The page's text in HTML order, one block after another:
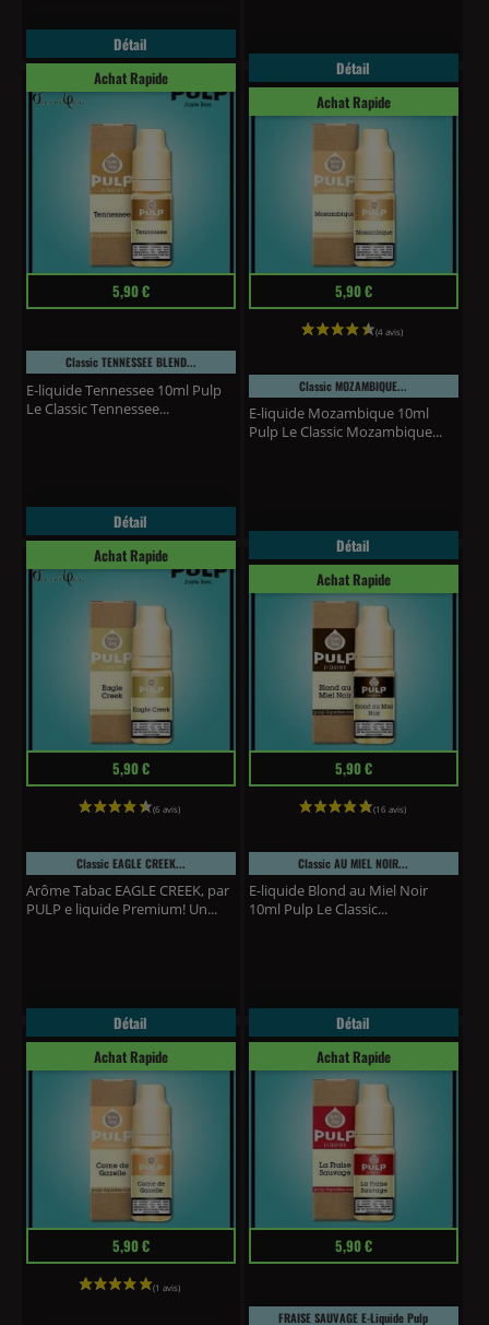
Détail
Achat Rapide
Détail
Achat Rapide
Prix 5,90 €
Classic TENNESSEE BLEND...
E-liquide Tennessee 10ml Pulp
Le Classic Tennessee...
Détail
Achat Rapide
Prix 5,90 €
Classic MOZAMBIQUE...
E-liquide Mozambique 10ml
Pulp Le Classic Mozambique...
Détail
Achat Rapide
Prix 5,90 €
Classic EAGLE CREEK...
Arôme Tabac EAGLE CREEK, par
PULP e liquide Premium! Un...
Détail
Achat Rapide
Prix 5,90 €
Classic AU MIEL NOIR...
E-liquide Blond au Miel Noir
10ml Pulp Le Classic...
Détail
Achat Rapide
5,90 € 5,90 €
FRAISE SAUVAGE E-Liquide Pulp